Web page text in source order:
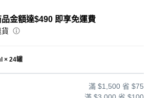
金額達$490 即享免運費
× 24罐
滿 $1,500 省 $75